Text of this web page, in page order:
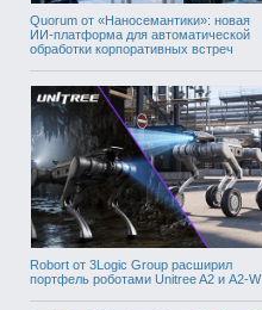
Quorum от «Наносемантики»: новая
ИИ-платформа для автоматической
обработки корпоративных встреч
Robort от 3Logic Group расширил
портфель роботами Unitree A2 и A2-W